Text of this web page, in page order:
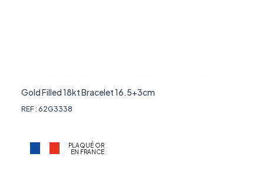
Gold Filled 18kt Bracelet 16.5+3cm
REF : 62G3338
PLAQUÉ OR
EN FRANCE